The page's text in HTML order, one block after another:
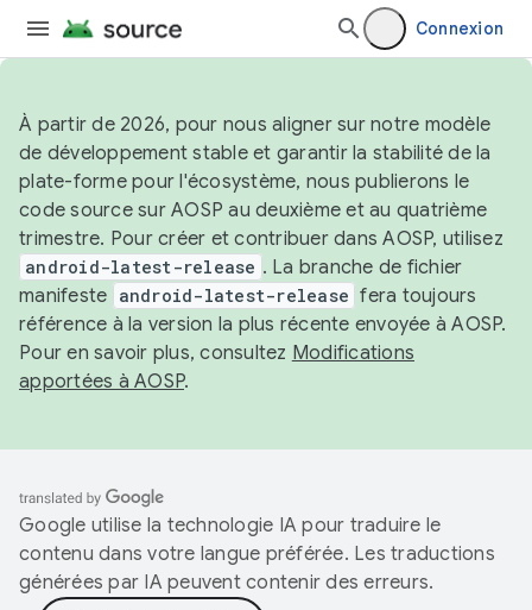
Connexion
À partir de 2026, pour nous aligner sur notre modèle
de développement stable et garantir la stabilité de la
plate-forme pour l'écosystème, nous publierons le
code source sur AOSP au deuxième et au quatrième
trimestre. Pour créer et contribuer dans AOSP, utilisez
android-latest-release . La branche de fichier
manifeste android-latest-release fera toujours
référence à la version la plus récente envoyée à AOSP.
Pour en savoir plus, consultez Modifications
apportées à AOSP.
Google utilise la technologie IA pour traduire le
contenu dans votre langue préférée. Les traductions
générées par IA peuvent contenir des erreurs.